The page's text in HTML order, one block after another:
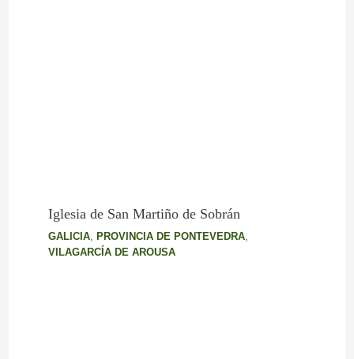
Iglesia de San Martiño de Sobrán
GALICIA, PROVINCIA DE PONTEVEDRA,
VILAGARCÍA DE AROUSA